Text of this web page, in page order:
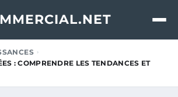
: COMPRENDRE LES TENDANCES ET